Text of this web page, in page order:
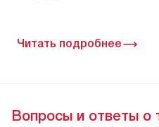
Читать подробнее
Вопросы и ответы о